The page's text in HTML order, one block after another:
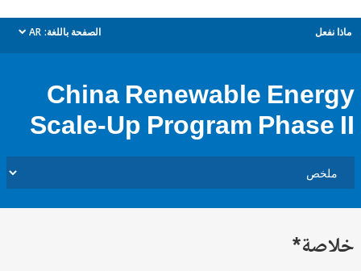
الصفحة باللغة: AR
dropdown
China Renewable
Scale-Up Program